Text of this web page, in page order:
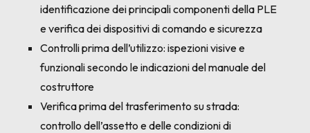
identificazione dei principali componenti della PLE
e verifica dei dispositivi di comando e sicurezza
Controlli prima dell’utilizzo: ispezioni visive e
funzionali secondo le indicazioni del manuale del
costruttore
Verifica prima del trasferimento su strada:
controllo dell’assetto e delle condizioni di